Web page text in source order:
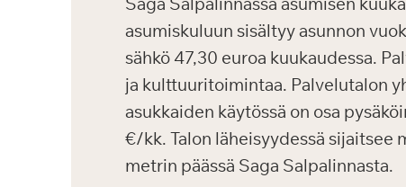
asumiskuluun sisältyy asunnon
sähkö 47,30 euroa kuukaudessa.
ja kulttuuritoimintaa. Palvelutalon
asukkaiden käytössä on osa
€/kk. Talon läheisyydessä sijaitsee
metrin päässä Saga Salpalinnasta.